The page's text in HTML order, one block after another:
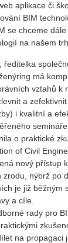
aplikace či
BIM
se chceme
na našem
, ředitelka
má
vztahů k
a
i kvalitní a
o praktické
of Civil
nový přístup
zrodu, nýbrž po
je již
a cíle.
rady pro
na propagaci